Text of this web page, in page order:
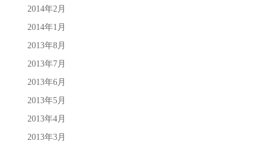
2014年2月
2014年1月
2013年8月
2013年7月
2013年6月
2013年5月
2013年4月
2013年3月